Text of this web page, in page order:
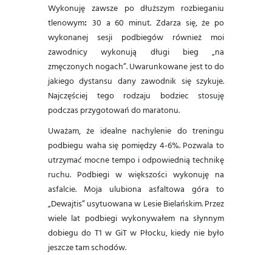
Wykonuję zawsze po dłuższym rozbieganiu
tlenowym: 30 a 60 minut. Zdarza się, że po
wykonanej sesji podbiegów również moi
zawodnicy wykonują długi bieg „na
zmęczonych nogach”. Uwarunkowane jest to do
jakiego dystansu dany zawodnik się szykuje.
Najczęściej tego rodzaju bodziec stosuję
podczas przygotowań do maratonu.
Uważam, że idealne nachylenie do treningu
podbiegu waha się pomiędzy 4-6%. Pozwala to
utrzymać mocne tempo i odpowiednią technikę
ruchu. Podbiegi w większości wykonuję na
asfalcie. Moja ulubiona asfaltowa góra to
„Dewajtis” usytuowana w Lesie Bielańskim. Przez
wiele lat podbiegi wykonywałem na słynnym
dobiegu do T1 w GiT w Płocku, kiedy nie było
jeszcze tam schodów.